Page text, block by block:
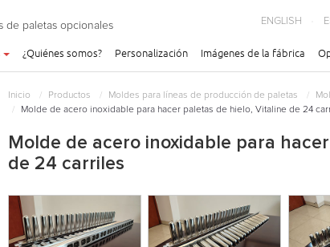
ENGLISH
de paletas opcionales
¿Quiénes somos? Personalización Imágenes de la fábrica
Inicio Productos Moldes para líneas de producción de paletas
Molde de acero inoxidable para hacer paletas de hielo, Vitaline de 24
Molde de acero inoxidable para
de 24 carriles